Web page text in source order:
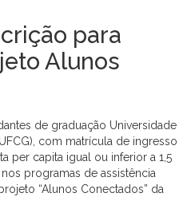
para
Alunos
de graduação Universidade
com matrícula de ingresso
per capita igual ou inferior a 1,5
programas de assistência
“Alunos Conectados” da